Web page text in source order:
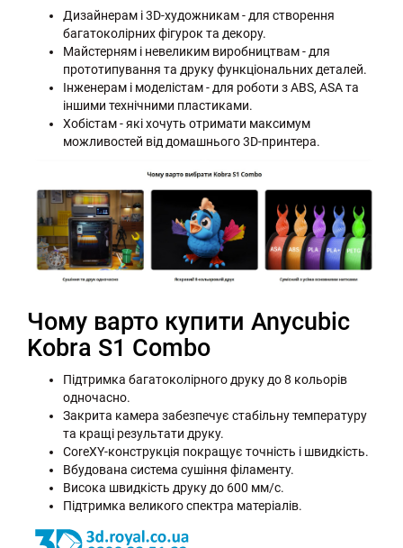
Дизайнерам і 3D-художникам - для створення
багатоколірних фігурок та декору.
Майстерням і невеликим виробництвам - для
прототипування та друку функціональних деталей.
Інженерам і моделістам - для роботи з ABS, ASA та
іншими технічними пластиками.
Хобістам - які хочуть отримати максимум
можливостей від домашнього 3D-принтера.
Чому варто купити Anycubic
Kobra S1 Combo
Підтримка багатоколірного друку до 8 кольорів
одночасно.
Закрита камера забезпечує стабільну температуру
та кращі результати друку.
CoreXY-конструкція покращує точність і швидкість.
Вбудована система сушіння філаменту.
Висока швидкість друку до 600 мм/с.
Підтримка великого спектра матеріалів.